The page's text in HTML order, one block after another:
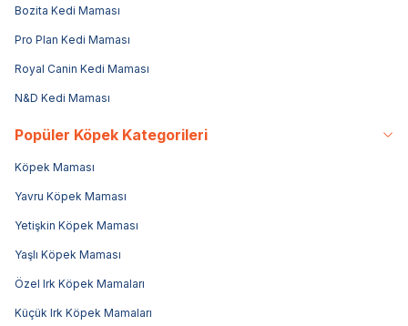
Bozita Kedi Maması
Pro Plan Kedi Maması
Royal Canin Kedi Maması
N&D Kedi Maması
Popüler Köpek Kategorileri
Köpek Maması
Yavru Köpek Maması
Yetişkin Köpek Maması
Yaşlı Köpek Maması
Özel Irk Köpek Mamaları
Küçük Irk Köpek Mamaları